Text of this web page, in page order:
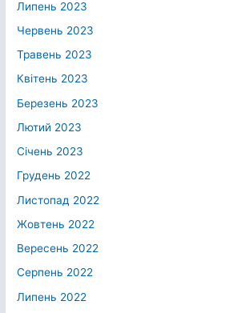
Липень 2023
Червень 2023
Травень 2023
Квітень 2023
Березень 2023
Лютий 2023
Січень 2023
Грудень 2022
Листопад 2022
Жовтень 2022
Вересень 2022
Серпень 2022
Липень 2022